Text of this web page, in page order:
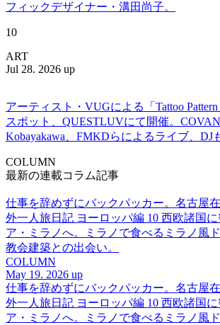
フィックデザイナー・溝田尚子。
10
ART
Jul 28. 2026 up
アーティスト・VUGによる「Tattoo
スポット、QUESTLUVにて開催。
Kobayakawa、FMKDらによるライブ、DJ
COLUMN
最新の連載コラム記事
仕事を辞めずにバックパッカー。名古屋
外一人旅日記 ヨーロッパ編 10 西欧諸国
ア・ミラノへ。ミラノで食べるミラノ風
教会建築との出会い。
COLUMN
May 19. 2026 up
仕事を辞めずにバックパッカー。名古屋
外一人旅日記 ヨーロッパ編 10 西欧諸国
ア・ミラノへ。ミラノで食べるミラノ風